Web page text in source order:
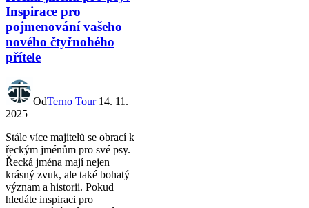
Inspirace pro
pojmenování vašeho
nového čtyřnohého
přítele
OdTerno Tour 14. 11.
2025
Stále více majitelů se obrací k
řeckým jménům pro své psy.
Řecká jména mají nejen
krásný zvuk, ale také bohatý
význam a historii. Pokud
hledáte inspiraci pro